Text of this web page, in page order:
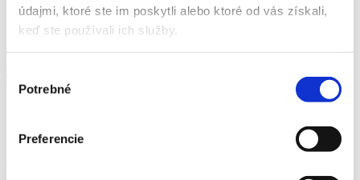
údajmi, ktoré ste im poskytli alebo ktoré od vás získali,
keď ste používali ich služby.
súhlasu
Potrebné
Preferencie
21. augusta 2025
Jesenný Magazín Forum
Prinášame vám nové vydanie štvrťročného inšpiratívneho časopisu
Magazín Forum. Nájdete v ňom tipy nielen na najnovšie módne
jesenných outfitov. Magazín môžete nájsť na Infopulte centra aj vo